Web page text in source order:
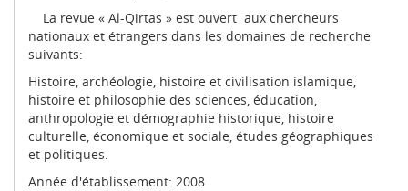
La revue « Al-Qirtas » est ouvert aux chercheurs
nationaux et étrangers dans les domaines de recherche
suivants:
Histoire, archéologie, histoire et civilisation islamique,
histoire et philosophie des sciences, éducation,
anthropologie et démographie historique, histoire
culturelle, économique et sociale, études géographiques
et politiques.
Année d'établissement: 2008